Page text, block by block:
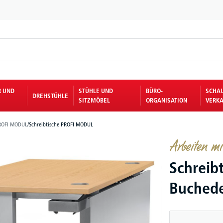
UND
DREHSTÜHLE
STÜHLE UND
SITZMÖBEL
BÜRO-
ORGANISATION
MODUL/Schreibtische PROFI MODUL
Arbeiten